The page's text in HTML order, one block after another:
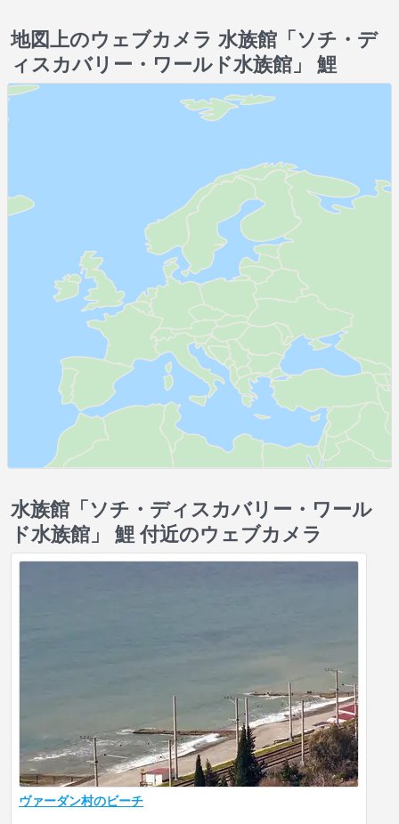
地図上のウェブカメラ 水族館「ソチ・デ
ィスカバリー・ワールド水族館」 鯉
水族館「ソチ・ディスカバリー・ワール
ド水族館」 鯉 付近のウェブカメラ
ヴァーダン村のビーチ